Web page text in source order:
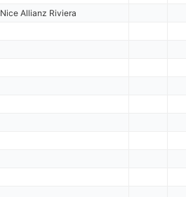
Nice Allianz Riviera